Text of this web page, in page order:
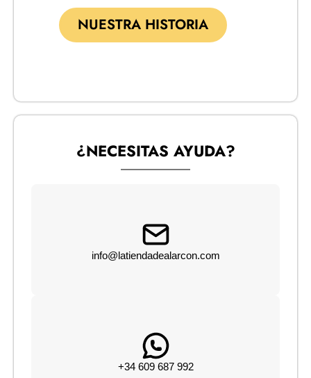
NUESTRA HISTORIA
¿NECESITAS AYUDA?
info@latiendadealarcon.com
+34 609 687 992